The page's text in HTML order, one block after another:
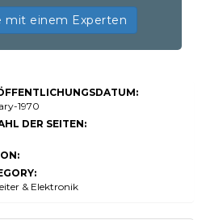
mit einem Experten
1970
DER SEITEN:
& Elektronik